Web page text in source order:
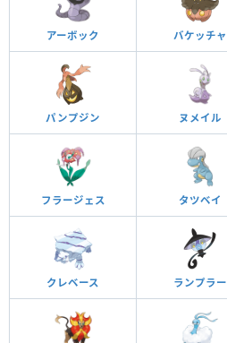
アーボック バケッチャ
パンプジン ヌメイル
フラージェス タツベイ
クレベース ランプラー